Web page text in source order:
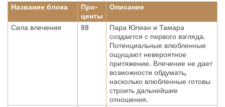
Название блока
Про-
центы
Описание
Сила влечения 88
Пара Юлиан и Тамара
создается с первого взгляда.
Потенциальные влюбленные
ощущают невероятное
притяжение. Влечение не дает
возможности обдумать,
насколько влюбленные готовы
строить дальнейшие
отношения.